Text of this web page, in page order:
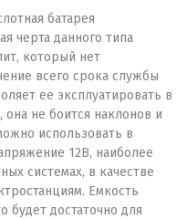
батарея
черта данного типа
который нет
всего срока службы
ее эксплуатировать в
не боится наклонов и
использовать в
12В, наиболее
системах, в качестве
Емкость
будет достаточно для